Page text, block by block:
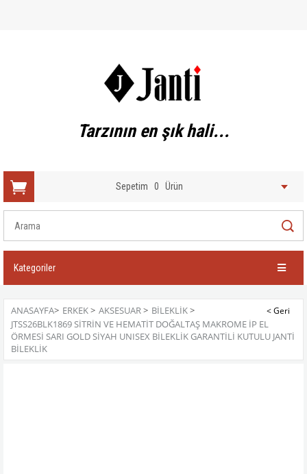
Tarzının en şık hali...
Sepetim 0 Ürün
Kategoriler
ANASAYFA> ERKEK> AKSESUAR> BILEKLIK>
JTSS26BLK1869 SİTRİN VE HEMATİT DOĞALTAŞ MAKROME İP EL
ÖRMESİ SARI GOLD SİYAH UNISEX BİLEKLİK GARANTİLİ KUTULU JANTİ
BİLEKLİK